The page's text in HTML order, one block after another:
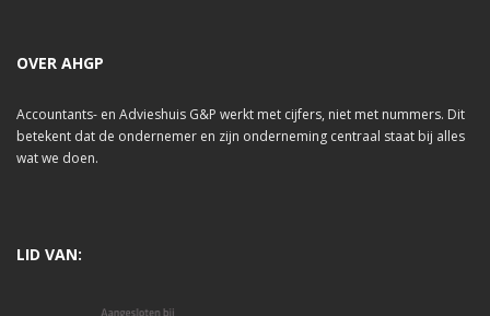
OVER AHGP
Accountants- en Advieshuis G&P werkt met cijfers, niet met nummers. Dit
betekent dat de ondernemer en zijn onderneming centraal staat bij alles
wat we doen.
LID VAN: